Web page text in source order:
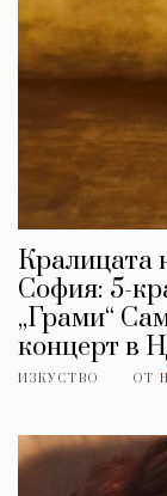
Кралицата
София: 5-
„Грами“
концерт в
ИЗКУСТВО ОТ